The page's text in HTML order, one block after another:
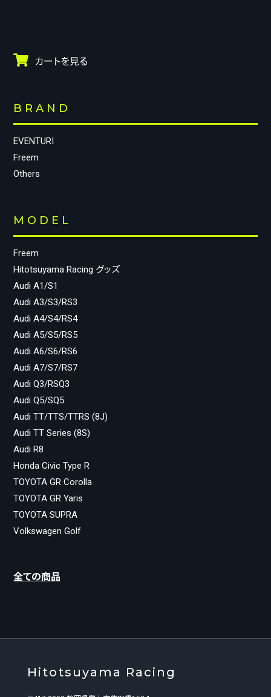
カートを見る
BRAND
EVENTURI
Freem
Others
MODEL
Freem
Hitotsuyama Racing グッズ
Audi A1/S1
Audi A3/S3/RS3
Audi A4/S4/RS4
Audi A5/S5/RS5
Audi A6/S6/RS6
Audi A7/S7/RS7
Audi Q3/RSQ3
Audi Q5/SQ5
Audi TT/TTS/TTRS (8J)
Audi TT Series (8S)
Audi R8
Honda Civic Type R
TOYOTA GR Corolla
TOYOTA GR Yaris
TOYOTA SUPRA
Volkswagen Golf
全ての商品
Hitotsuyama Racing